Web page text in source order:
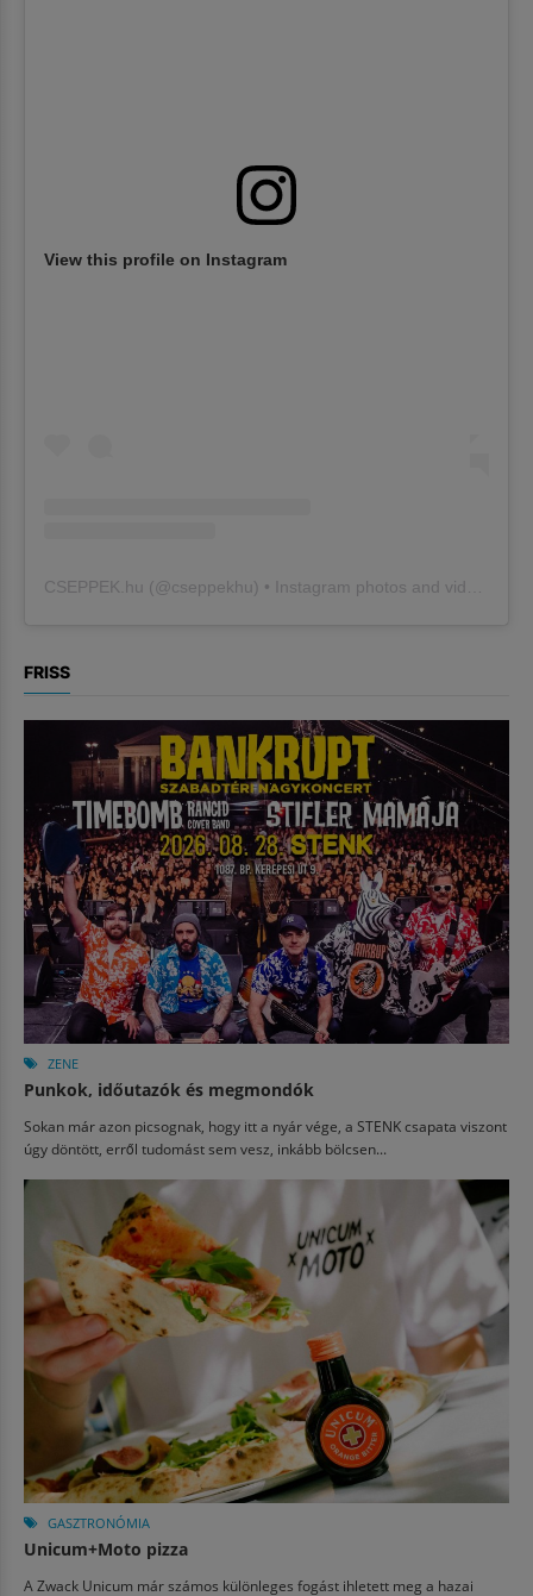
View this profile on Instagram
CSEPPEK.hu (@cseppekhu ) • Instagram photos and videos
FRISS
ZENE
Punkok, időutazók és megmondók
Sokan már azon picsognak, hogy itt a nyár vége, a STENK csapata viszont
úgy döntött, erről tudomást sem vesz, inkább bölcsen...
GASZTRONÓMIA
Unicum+Moto pizza
A Zwack Unicum már számos különleges fogást ihletett meg a hazai